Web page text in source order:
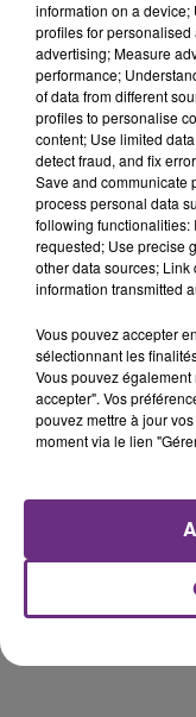
14h00
14h00
CHRISTOPHE MAE
La Lune
13h54
13h54
BEYONCE
information on a
profiles for
advertising; Measure
performance;
of data from different
profiles to personalise
content; Use limited
detect fraud, and fix
Save and communicate
process personal data
following functionalities:
requested; Use precise
other data sources;
information transmitted
Vous pouvez accepter
sélectionnant les
Vous pouvez
accepter". Vos
pouvez mettre à jour
moment via le lien